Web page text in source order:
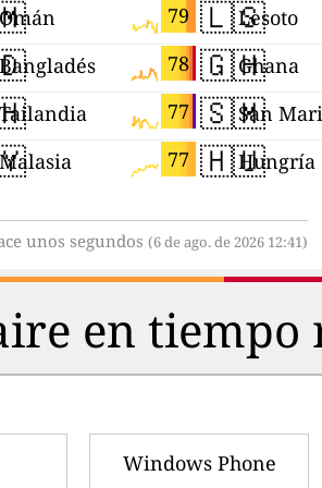
79
Omán
78
Bangladés
77
Tailandia
77
Malasia
🇱🇸Lesoto
🇬🇭Ghana
🇸🇲
San
🇭🇺Hungría
unos segundos (6 de ago. de 2026 12:41)
en
Windows Phone